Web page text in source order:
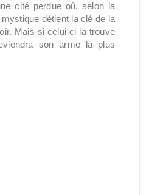
cité perdue où, selon la
détient la clé de la
Mais si celui-ci la trouve
son arme la plus